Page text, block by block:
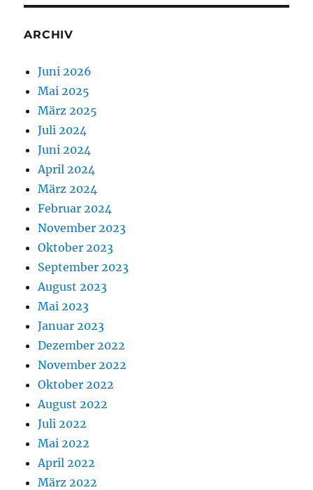
ARCHIV
Juni 2026
Mai 2025
März 2025
Juli 2024
Juni 2024
April 2024
März 2024
Februar 2024
November 2023
Oktober 2023
September 2023
August 2023
Mai 2023
Januar 2023
Dezember 2022
November 2022
Oktober 2022
August 2022
Juli 2022
Mai 2022
April 2022
März 2022